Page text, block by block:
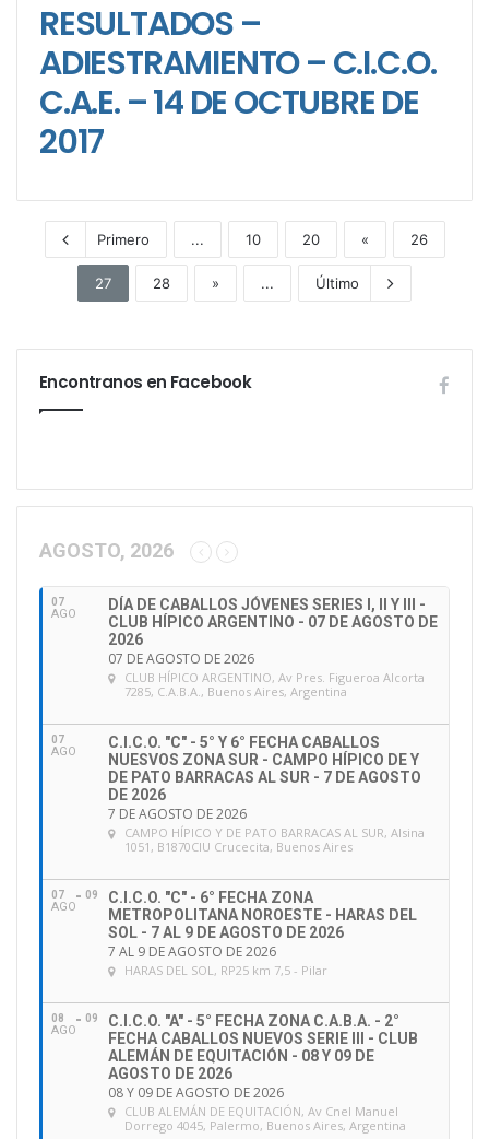
RESULTADOS –
ADIESTRAMIENTO – C.I.C.O.
C.A.E. – 14 DE OCTUBRE DE
2017
Primero ... 10 20 « 26
27 28 » ... Último
Encontranos en Facebook
AGOSTO, 2026
07
AGO
DÍA DE CABALLOS JÓVENES SERIES I, II Y III -
CLUB HÍPICO ARGENTINO - 07 DE AGOSTO DE
2026
07 DE AGOSTO DE 2026
CLUB HÍPICO ARGENTINO, Av Pres. Figueroa Alcorta
7285, C.A.B.A., Buenos Aires, Argentina
07
AGO
C.I.C.O. "C" - 5° Y 6° FECHA CABALLOS
NUESVOS ZONA SUR - CAMPO HÍPICO DE Y
DE PATO BARRACAS AL SUR - 7 DE AGOSTO
DE 2026
7 DE AGOSTO DE 2026
CAMPO HÍPICO Y DE PATO BARRACAS AL SUR, Alsina
1051, B1870CIU Crucecita, Buenos Aires
07
AGO
09
C.I.C.O. "C" - 6° FECHA ZONA
METROPOLITANA NOROESTE - HARAS DEL
SOL - 7 AL 9 DE AGOSTO DE 2026
7 AL 9 DE AGOSTO DE 2026
HARAS DEL SOL, RP25 km 7,5 - Pilar
08
AGO
09
C.I.C.O. "A" - 5° FECHA ZONA C.A.B.A. - 2°
FECHA CABALLOS NUEVOS SERIE III - CLUB
ALEMÁN DE EQUITACIÓN - 08 Y 09 DE
AGOSTO DE 2026
08 Y 09 DE AGOSTO DE 2026
CLUB ALEMÁN DE EQUITACIÓN, Av Cnel Manuel
Dorrego 4045, Palermo, Buenos Aires, Argentina